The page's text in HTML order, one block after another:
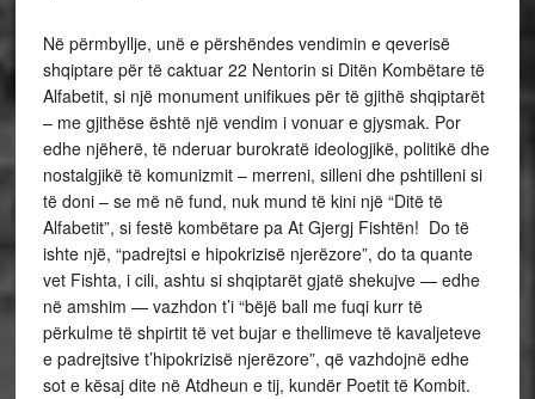
Në përmbyllje, unë e përshëndes vendimin e qeverisë
shqiptare për të caktuar 22 Nentorin si Ditën Kombëtare të
Alfabetit, si një monument unifikues për të gjithë shqiptarët
– me gjithëse është një vendim i vonuar e gjysmak. Por
edhe njëherë, të nderuar burokratë ideologjikë, politikë dhe
nostalgjikë të komunizmit – merreni, silleni dhe pshtilleni si
të doni – se më në fund, nuk mund të kini një “Ditë të
Alfabetit”, si festë kombëtare pa At Gjergj Fishtën! Do të
ishte një, “padrejtsi e hipokrizisë njerëzore”, do ta quante
vet Fishta, i cili, ashtu si shqiptarët gjatë shekujve — edhe
në amshim — vazhdon t’i “bëjë ball me fuqi kurr të
përkulme të shpirtit të vet bujar e thellimeve të kavaljeteve
e padrejtsive t’hipokrizisë njerëzore”, që vazhdojnë edhe
sot e kësaj dite në Atdheun e tij, kundër Poetit të Kombit.